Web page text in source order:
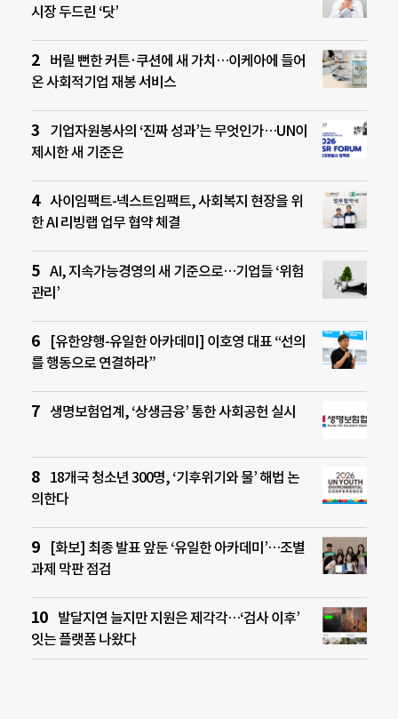
시장 두드린 ‘닷’
버릴 뻔한 커튼·쿠션에 새 가치…이케아에 들어
온 사회적기업 재봉 서비스
기업자원봉사의 ‘진짜 성과’는 무엇인가…UN이
제시한 새 기준은
사이임팩트-넥스트임팩트, 사회복지 현장을 위
한 AI 리빙랩 업무 협약 체결
AI, 지속가능경영의 새 기준으로…기업들 ‘위험
관리’
[유한양행-유일한 아카데미] 이호영 대표 “선의
를 행동으로 연결하라”
생명보험업계, ‘상생금융’ 통한 사회공헌 실시
18개국 청소년 300명, ‘기후위기와 물’ 해법 논
의한다
[화보] 최종 발표 앞둔 ‘유일한 아카데미’…조별
과제 막판 점검
발달지연 늘지만 지원은 제각각…‘검사 이후’
잇는 플랫폼 나왔다